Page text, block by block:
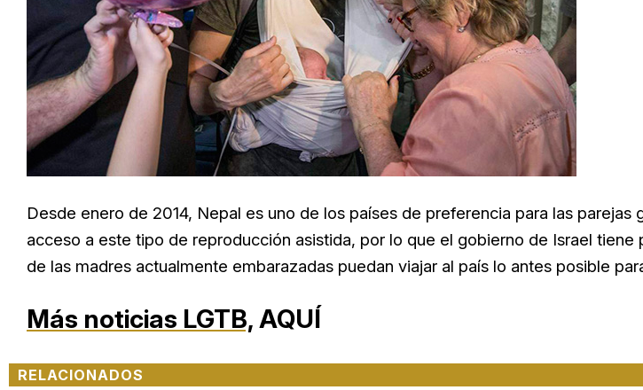
Desde enero de 2014, Nepal es uno de los países de preferencia para las parejas
acceso a este tipo de reproducción asistida, por lo que el gobierno de Israel tiene
de las madres actualmente embarazadas puedan viajar al país lo antes posible
Más noticias LGTB, AQUÍ
RELACIONADOS